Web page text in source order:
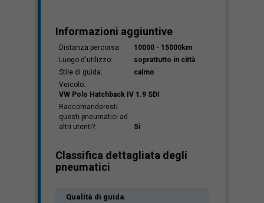
Informazioni aggiuntive
Distanza percorsa:
10000 - 15000km
Luogo d'utilizzo:
soprattutto in città
Stile di guida:
calmo
Veicolo:
VW Polo Hatchback IV 1.9 SDI
Raccomanderesti
questi pneumatici ad
altri utenti?:
Si
Classifica dettagliata degli
pneumatici
Qualità di guida